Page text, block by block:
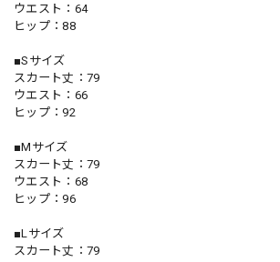
ウエスト：64
ヒップ：88
■Sサイズ
スカート丈：79
ウエスト：66
ヒップ：92
■Mサイズ
スカート丈：79
ウエスト：68
ヒップ：96
■Lサイズ
スカート丈：79